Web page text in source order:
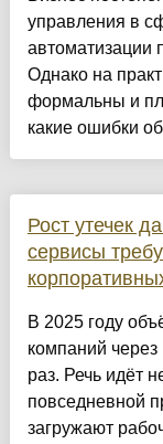
управления в
автоматизации
Однако на
формальны и
какие ошибки
Рост утечек
сервисы
В 2025 году
компаний
раз. Речь идёт
повседневной
загружают